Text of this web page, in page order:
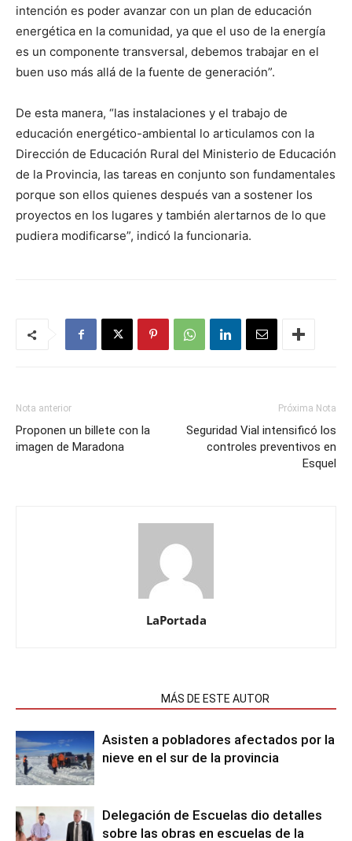
intención es poder avanzar con un plan de educación
energética en la comunidad, ya que el uso de la energía
es un componente transversal, debemos trabajar en el
buen uso más allá de la fuente de generación”.
De esta manera, “las instalaciones y el trabajo de
educación energético-ambiental lo articulamos con la
Dirección de Educación Rural del Ministerio de Educación
de la Provincia, las tareas en conjunto son fundamentales
porque son ellos quienes después van a sostener los
proyectos en los lugares y también alertarnos de lo que
pudiera modificarse”, indicó la funcionaria.
Nota anterior
Proponen un billete con la
imagen de Maradona
Próxima Nota
Seguridad Vial intensificó los
controles preventivos en
Esquel
LaPortada
MÁS DE ESTE AUTOR
Asisten a pobladores afectados por la
nieve en el sur de la provincia
Delegación de Escuelas dio detalles
sobre las obras en escuelas de la